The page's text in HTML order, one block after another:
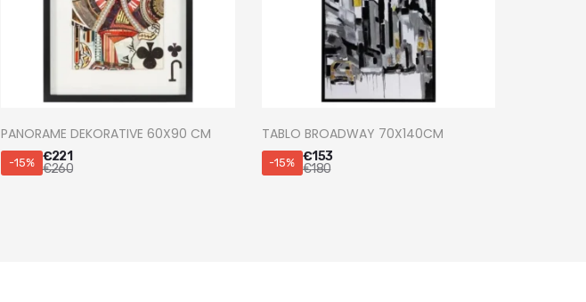
PANORAME DEKORATIVE 60X90 CM
-15% €221
€260
TABLO BROADWAY 70X140CM
-15% €153
€180